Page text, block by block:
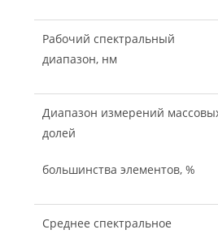
Рабочий спектральный
диапазон, нм
Диапазон измерений
долей
большинства элементов, %
Среднее спектральное